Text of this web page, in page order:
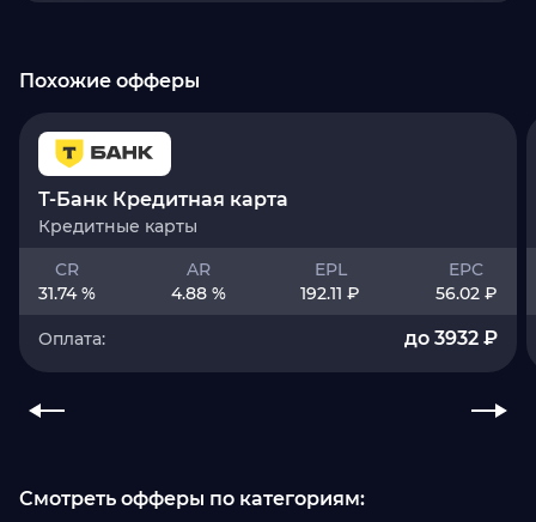
Похожие офферы
Т-Банк Кредитная карта
Кредитные карты
CR
31.74 %
AR
4.88 %
EPL
192.11 ₽
EPC
56.02 ₽
Оплата: до 3932 ₽
Смотреть офферы по категориям: